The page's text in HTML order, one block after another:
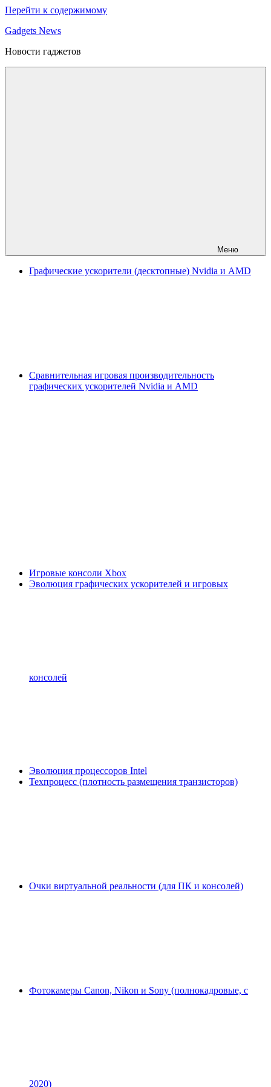
Перейти к содержимому
Gadgets News
Новости гаджетов
Меню
Графические ускорители (десктопные) Nvidia и AMD
Сравнительная игровая производительность
графических ускорителей Nvidia и AMD
Игровые консоли Xbox
Эволюция графических ускорителей и игровых
консолей
Эволюция процессоров Intel
Техпроцесс (плотность размещения транзисторов)
Очки виртуальной реальности (для ПК и консолей)
Фотокамеры Canon, Nikon и Sony (полнокадровые, с
2020)